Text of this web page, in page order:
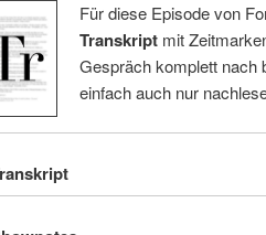
Für diese Episode von
Transkriptmit
Gespräch komplett nach
einfach auch nur